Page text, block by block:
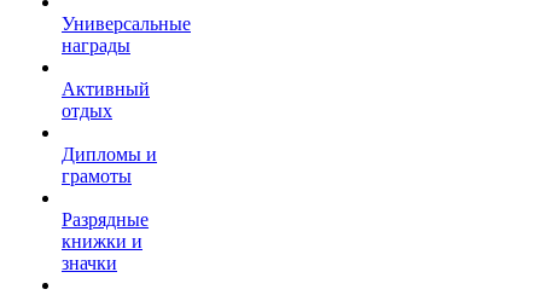
Универсальные
награды
Активный
отдых
Дипломы и
грамоты
Разрядные
книжки и
значки